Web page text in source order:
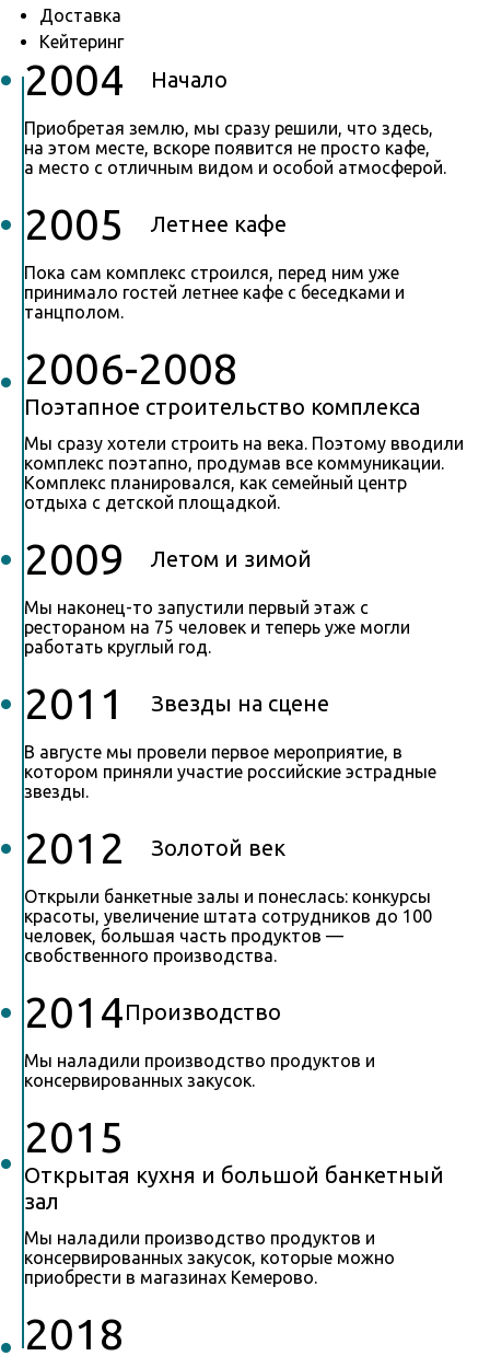
Доставка
Кейтеринг
2004 Начало
Приобретая землю, мы сразу решили, что здесь,
на этом месте, вскоре появится не просто кафе,
а место с отличным видом и особой атмосферой.
2005 Летнее кафе
Пока сам комплекс строился, перед ним уже
принимало гостей летнее кафе с беседками и
танцполом.
2006-2008
Поэтапное строительство комплекса
Мы сразу хотели строить на века. Поэтому вводили
комплекс поэтапно, продумав все коммуникации.
Комплекс планировался, как семейный центр
отдыха с детской площадкой.
2009 Летом и зимой
Мы наконец-то запустили первый этаж с
рестораном на 75 человек и теперь уже могли
работать круглый год.
2011 Звезды на сцене
В августе мы провели первое мероприятие, в
котором приняли участие российские эстрадные
звезды.
2012 Золотой век
Открыли банкетные залы и понеслась: конкурсы
красоты, увеличение штата сотрудников до 100
человек, большая часть продуктов —
свобственного производства.
2014Производство
Мы наладили производство продуктов и
консервированных закусок.
2015
Открытая кухня и большой банкетный
зал
Мы наладили производство продуктов и
консервированных закусок, которые можно
приобрести в магазинах Кемерово.
2018